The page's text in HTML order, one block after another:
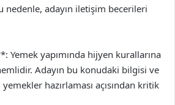
nedenle, adayın iletişim becerileri
Yemek yapımında hijyen kurallarına
Adayın bu konudaki bilgisi ve
hazırlaması açısından kritik